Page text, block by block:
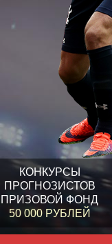
КОНКУРСЫ
ПРОГНОЗИСТОВ
ПРИЗОВОЙ ФОНД
50 000 РУБЛЕЙ